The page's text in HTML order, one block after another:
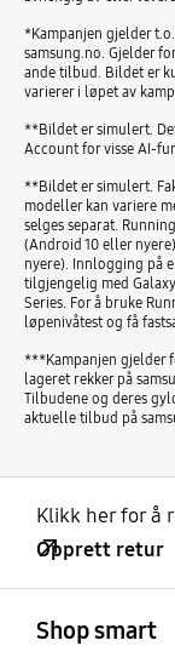
*Kampanjen gjelder
samsung.no. Gjelder
ande tilbud. Bildet er
varierer i løpet av
**Bildet er simulert.
Account for visse AI-
**Bildet er simulert.
modeller kan variere
selges separat.
(Android 10 eller
nyere). Innlogging på
tilgjengelig med
Series. For å bruke
løpenivåtest og få
***Kampanjen gjelder
lageret rekker på
Tilbudene og deres
aktuelle tilbud på
Klikk her for å
Opprett retur
Shop smart